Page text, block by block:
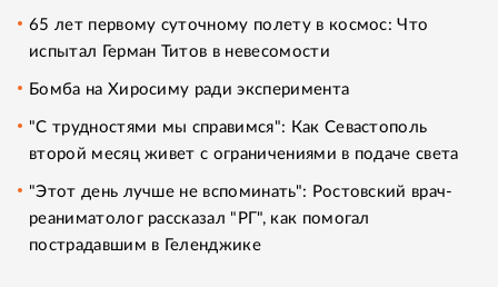
65 лет первому суточному полету в космос: Что
испытал Герман Титов в невесомости
Бомба на Хиросиму ради эксперимента
"С трудностями мы справимся": Как Севастополь
второй месяц живет с ограничениями в подаче света
"Этот день лучше не вспоминать": Ростовский врач-
реаниматолог рассказал "РГ", как помогал
пострадавшим в Геленджике